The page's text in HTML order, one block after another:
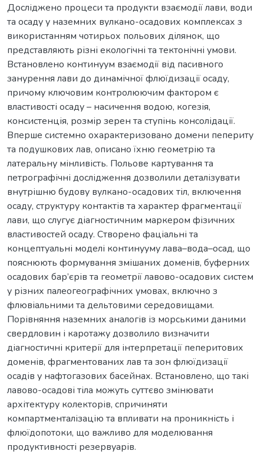
Досліджено процеси та продукти взаємодії лави, води
та осаду у наземних вулкано-осадових комплексах з
використанням чотирьох польових ділянок, що
представляють різні екологічні та тектонічні умови.
Встановлено континуум взаємодії від пасивного
занурення лави до динамічної флюїдизації осаду,
причому ключовим контролюючим фактором є
властивості осаду – насичення водою, когезія,
консистенція, розмір зерен та ступінь консолідації.
Вперше системно охарактеризовано домени пепериту
та подушкових лав, описано їхню геометрію та
латеральну мінливість. Польове картування та
петрографічні дослідження дозволили деталізувати
внутрішню будову вулкано-осадових тіл, включення
осаду, структуру контактів та характер фрагментації
лави, що слугує діагностичним маркером фізичних
властивостей осаду. Створено фаціальні та
концептуальні моделі континууму лава–вода–осад, що
пояснюють формування змішаних доменів, буферних
осадових бар’єрів та геометрії лавово-осадових систем
у різних палеогеографічних умовах, включно з
флювіальними та дельтовими середовищами.
Порівняння наземних аналогів із морськими даними
свердловин і каротажу дозволило визначити
діагностичні критерії для інтерпретації пеперитових
доменів, фрагментованих лав та зон флюїдизації
осадів у нафтогазових басейнах. Встановлено, що такі
лавово-осадові тіла можуть суттєво змінювати
архітектуру колекторів, спричиняти
компартменталізацію та впливати на проникність і
флюїдопотоки, що важливо для моделювання
продуктивності резервуарів.